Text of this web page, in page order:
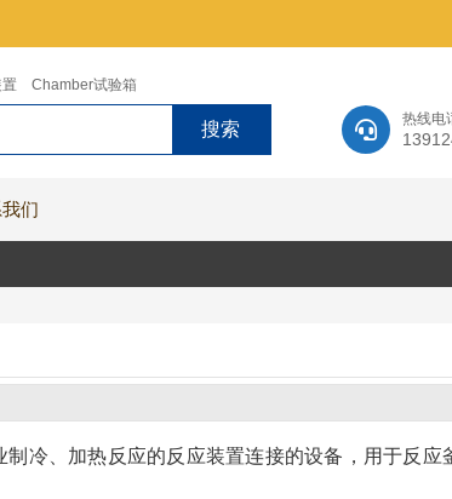
热线电
Chamber试验箱
们
冷、加热反应的反应装置连接的设备，用于反应